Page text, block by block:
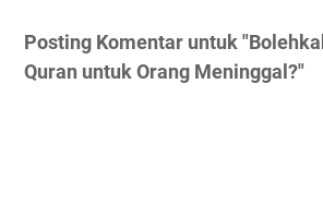
Posting Komentar untuk
Quran untuk Orang Meninggal?"